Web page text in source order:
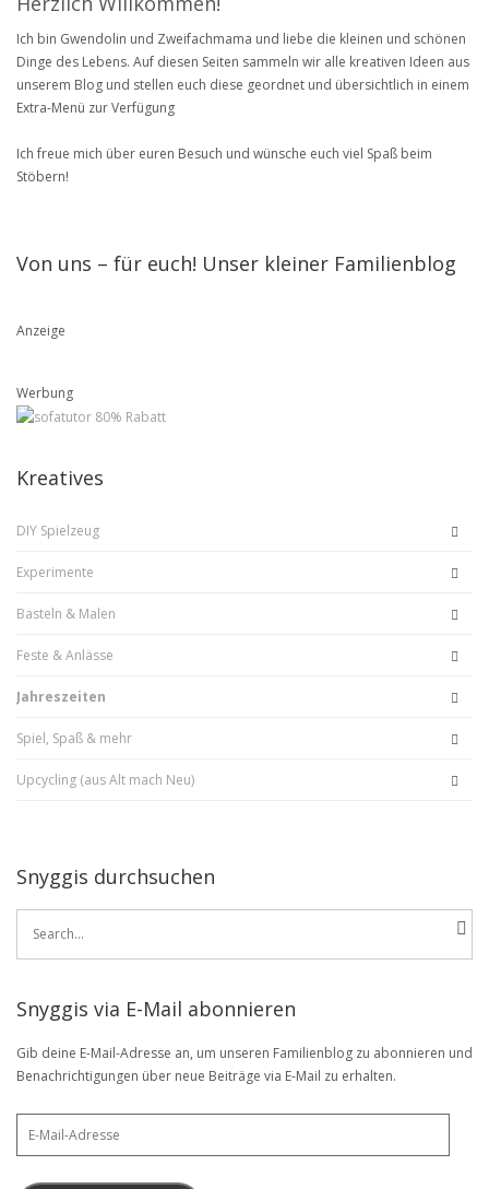
Ich bin Gwendolin und Zweifachmama und liebe die kleinen und schönen
Dinge des Lebens. Auf diesen Seiten sammeln wir alle kreativen Ideen aus
unserem Blog und stellen euch diese geordnet und übersichtlich in einem
Extra-Menü zur Verfügung
Ich freue mich über euren Besuch und wünsche euch viel Spaß beim
Stöbern!
Von uns – für euch! Unser kleiner Familienblog
Anzeige
Werbung
Kreatives
DIY Spielzeug
Experimente
Basteln & Malen
Feste & Anlässe
Jahreszeiten
Spiel, Spaß & mehr
Upcycling (aus Alt mach Neu)
Snyggis durchsuchen
Search
Snyggis via E-Mail abonnieren
Gib deine E-Mail-Adresse an, um unseren Familienblog zu abonnieren und
Benachrichtigungen über neue Beiträge via E-Mail zu erhalten.